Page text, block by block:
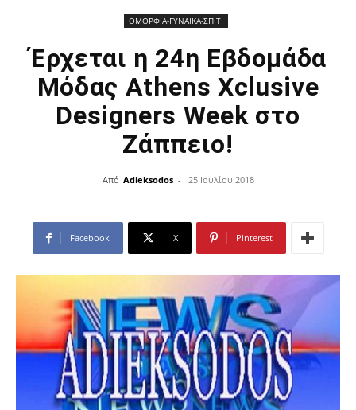
ΟΜΟΡΦΙΑ-ΓΥΝΑΙΚΑ-ΣΠΙΤΙ
Έρχεται η 24η Εβδομάδα
Μόδας Athens Xclusive
Designers Week στο
Ζάππειο!
Από Adieksodos - 25 Ιουλίου 2018
Facebook X Pinterest